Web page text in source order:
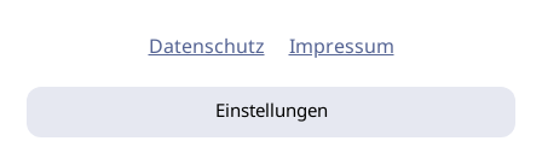
Datenschutz Impressum
Einstellungen